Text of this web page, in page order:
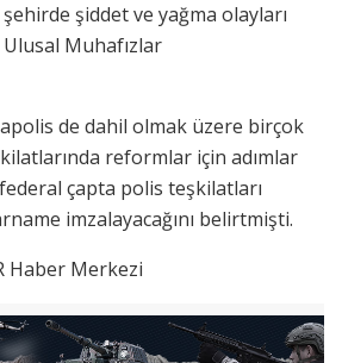
şiddet ve yağma olayları
Muhafızlar
de dahil olmak üzere birçok
reformlar için adımlar
çapta polis teşkilatları
imzalayacağını belirtmişti.
Haber Merkezi